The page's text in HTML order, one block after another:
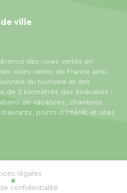
des voies vertes en
voies vertes de France ainsi
du tourisme et des
de 5 kilomètres des itinéraires :
de vacances, chambres
points d'intérêt et sites
ville
légales
confidentialité